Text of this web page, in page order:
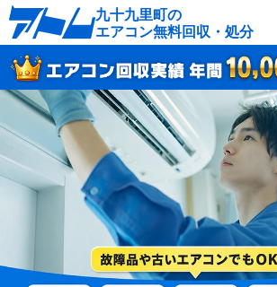
九十九里町の
エアコン無料回収・処分
サービスの特徴 回収
対応エリア
よくあるご質問
九十九里町へ無料